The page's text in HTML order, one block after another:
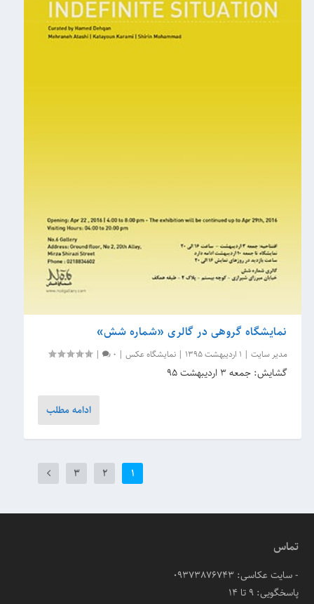
نمایشگاه گروهی در گالری «شماره شش»
مدیر سایت | 1 اردیبهشت 1395 |نمایشگاه عکس |
0
|
گشایش: جمعه ۳ اردیبهشت ۹۵
ادامه مطلب
1
2
3
تماس
- سایت عکاسی: 09373876743
پاسخگویی: ۹ تا ۱۴